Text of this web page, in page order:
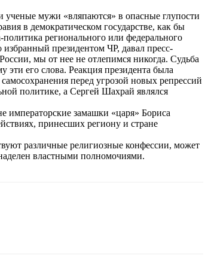
мужи «вляпаются» в опасные глупости
в демократическом государстве, как бы
регионального или федерального
президентом ЧР, давал пресс-
мы от нее не отлепимся никогда. Судьба
его слова. Реакция президента была
перед угрозой новых репрессий
политике, а Сергей Шахрай являлся
императорские замашки «царя» Бориса
принесших региону и стране
различные религиозные конфессии, может
властными полномочиями.